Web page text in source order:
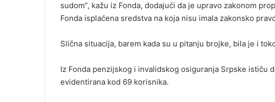
sudom”, kažu iz Fonda, dodajući da je upravo zakonom
Fonda isplaćena sredstva na koja nisu imala zakonsko
Slična situacija, barem kada su u pitanju brojke, bila je i
Iz Fonda penzijskog i invalidskog osiguranja Srpske ističu
evidentirana kod 69 korisnika.